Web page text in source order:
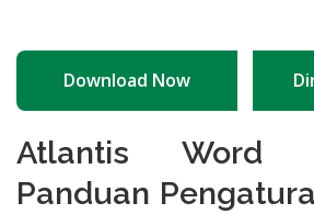
Download Now
Atlantis Word
Panduan